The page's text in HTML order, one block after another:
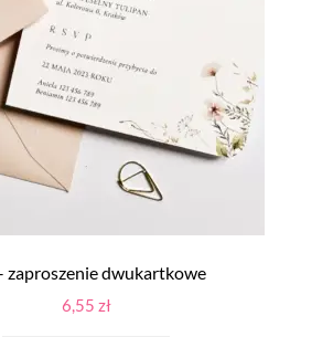
zaproszenie dwukartkowe
6,55 zł